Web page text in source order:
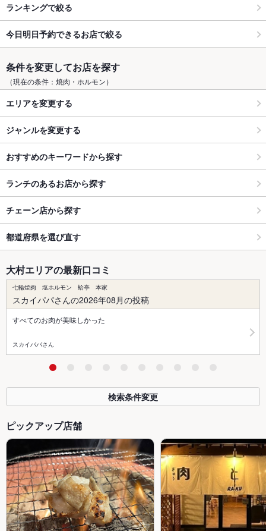
ランキングで絞る
今日明日予約できるお店で絞る
条件を変更してお店を探す
（現在の条件：焼肉・ホルモン）
エリアを変更する
ジャンルを変更する
おすすめのキーワードから探す
ランチのあるお店から探す
チェーン店から探す
都道府県を選び直す
大村エリアの最新口コミ
七輪焼肉 塩ホルモン 蛤亭 本家
スカイパパさんの2026年08月の投稿
すべてのお肉が美味しかった
スカイパパさん
検索条件変更
ピックアップ店舗